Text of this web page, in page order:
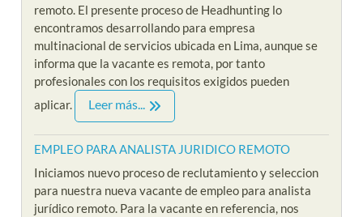
remoto. El presente proceso de Headhunting lo
encontramos desarrollando para empresa
multinacional de servicios ubicada en Lima, aunque se
informa que la vacante es remota, por tanto
profesionales con los requisitos exigidos pueden
aplicar.
Leer más...
EMPLEO PARA ANALISTA JURIDICO REMOTO
Iniciamos nuevo proceso de reclutamiento y seleccion
para nuestra nueva vacante de empleo para analista
jurídico remoto. Para la vacante en referencia, nos